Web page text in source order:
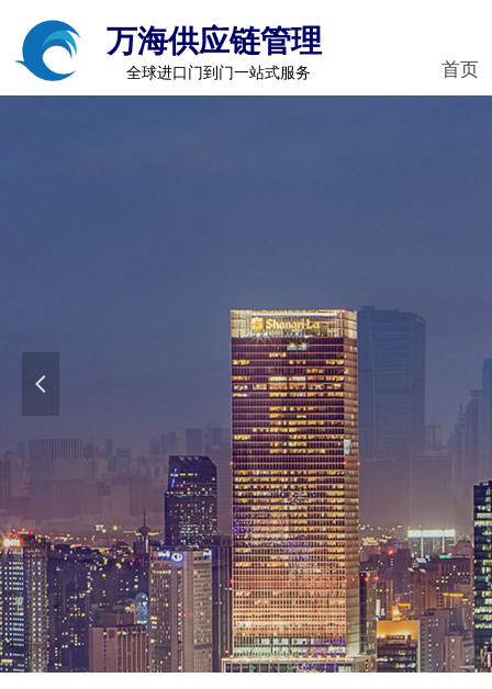
넳
首页
万海供应链管理
全球进口门到门一站式服务